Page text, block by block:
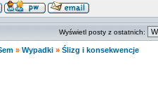
Wyświetl posty z ostatnich:
» Wypadki » Ślizg i konsekwencje